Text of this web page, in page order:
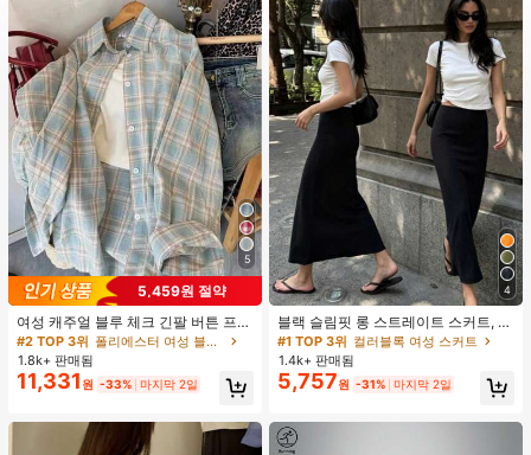
5
5,459원 절약
여성 캐주얼 블루 체크 긴팔 버튼 프론
트 폴리에스터 셔츠, 레귤러 핏, 봄 의
류, 편안한 스타일
#2 TOP 3위
폴리에스터 여성 블라우스
1.8k+ 판매됨
11,331 원 -33% 마지막 2일
4
블랙 슬림핏 롱 스트레이트 스커트, 여
성 패션 폴리에스터 캐주얼 파티 스커
트, 다용도 및 귀여운, 일상 착용에 적
합, 여름 휴가. 해변, 음악 축제 및 여름
휴가에 완벽, 90년대
#1 TOP 3위 컬러블록 여성 스커트
1.4k+ 판매됨
5,757원 -31% 마지막 2일